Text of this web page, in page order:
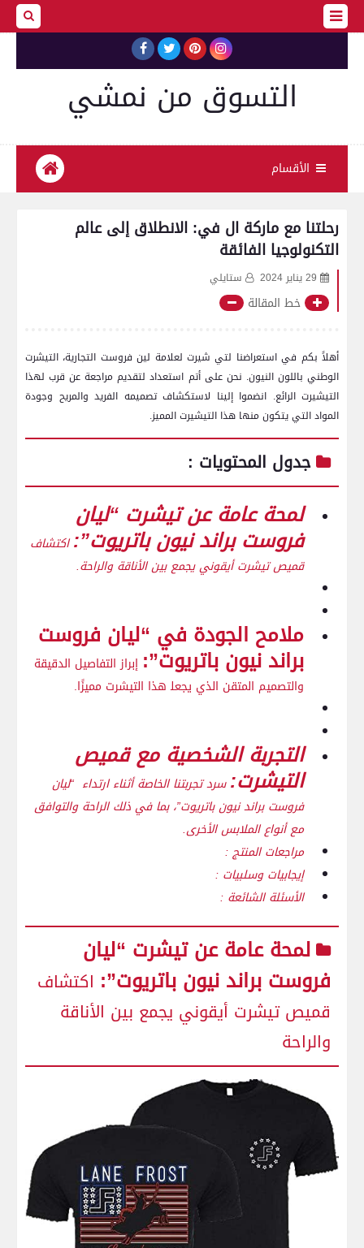
التسوق من نمشي
الأقسام
رحلتنا مع ماركة ال في: الانطلاق إلى عالم
التكنولوجيا الفائقة
29 يناير 2024 ستايلي
خط المقالة
أهلاً⁣ بكم في استعراضنا ‌لتي شيرت لعلامة لين فروست التجارية، التيشرت
الوطني ‌باللون النيون. نحن​ على أتم استعداد لتقديم مراجعة عن قرب لهذا
التيشيرت الرائع. انضموا إلينا لاستكشاف تصميمه الفريد‌ والمريح وجودة
المواد التي يتكون منها هذا‌ التيشيرت المميز.
جدول المحتويات :
لمحة ‌عامة عن تيشرت “ليان⁢
فروست براند نيون باتريوت”:اكتشاف
قميص تيشرت أيقوني يجمع بين الأناقة والراحة.
ملامح الجودة ⁤في “ليان​ فروست
براند نيون باتريوت”: إبراز التفاصيل الدقيقة
والتصميم المتقن الذي يجعل‍ هذا التيشرت مميزًا.
التجربة الشخصية مع قميص ​
التيشرت:سرد تجربتنا الخاصة أثناء ارتداء ⁣ “ليان
فروست براند نيون باتريوت”، بما في ذلك الراحة والتوافق
مع أنواع الملابس الأخرى.
مراجعات المنتج :
إيجابيات وسلبيات :
الأسئلة الشائعة :
لمحة عامة عن تيشرت “ليان
فروست براند نيون باتريوت”: اكتشاف
قميص⁣ تيشرت أيقوني يجمع بين ⁢الأناقة
والراحة